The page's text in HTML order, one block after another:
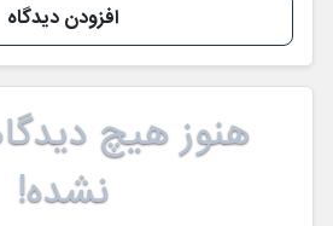
افزودن دیدگاه
هنوز هیچ
نشده!